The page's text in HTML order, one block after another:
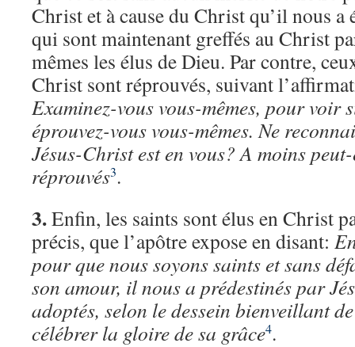
Christ et à cause du Christ qu’il nous a
qui sont maintenant greffés au Christ
mêmes les élus de Dieu. Par contre,
Christ sont réprouvés, suivant
Examinez-vous vous-mêmes, pour voir
éprouvez-vous vous-mêmes. Ne
Jésus-Christ est en vous? A moins
réprouvés3.
3.Enfin, les saints sont élus en Christ
précis, que l’apôtre expose en disant:
pour que nous soyons saints et sans
son amour, il nous a prédestinés par
adoptés, selon le dessein bienveillant
célébrer la gloire de sa grâce4.